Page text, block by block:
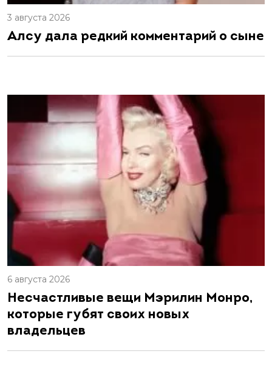
3 августа 2026
Алсу дала редкий комментарий о сыне
6 августа 2026
Несчастливые вещи Мэрилин Монро,
которые губят своих новых
владельцев